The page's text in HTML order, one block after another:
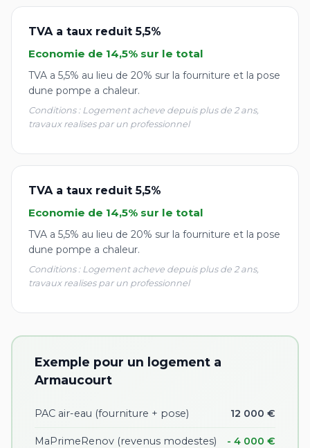
TVA a taux reduit 5,5%
Economie de 14,5% sur le total
TVA a 5,5% au lieu de 20% sur la fourniture et la pose
dune pompe a chaleur.
Conditions : Logement acheve depuis plus de 2 ans,
travaux realises par un professionnel
TVA a taux reduit 5,5%
Economie de 14,5% sur le total
TVA a 5,5% au lieu de 20% sur la fourniture et la pose
dune pompe a chaleur.
Conditions : Logement acheve depuis plus de 2 ans,
travaux realises par un professionnel
Exemple pour un logement a
Armaucourt
PAC air-eau (fourniture + pose) 12 000 €
MaPrimeRenov (revenus modestes) - 4 000 €